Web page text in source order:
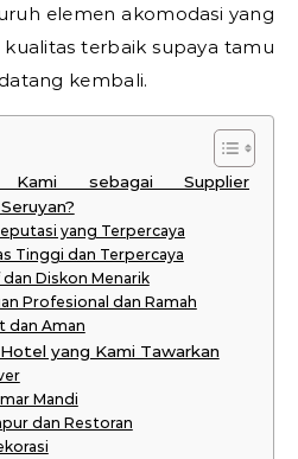
elemen akomodasi yang
kualitas terbaik supaya tamu
kembali.
Kami sebagai Supplier
yang Terpercaya
Tinggi dan Terpercaya
Diskon Menarik
Profesional dan Ramah
dan Aman
yang Kami Tawarkan
Mandi
dan Restoran